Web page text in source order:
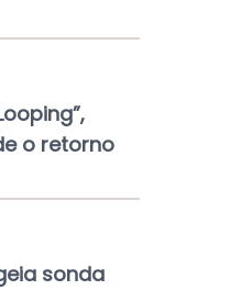
o retorno
sonda